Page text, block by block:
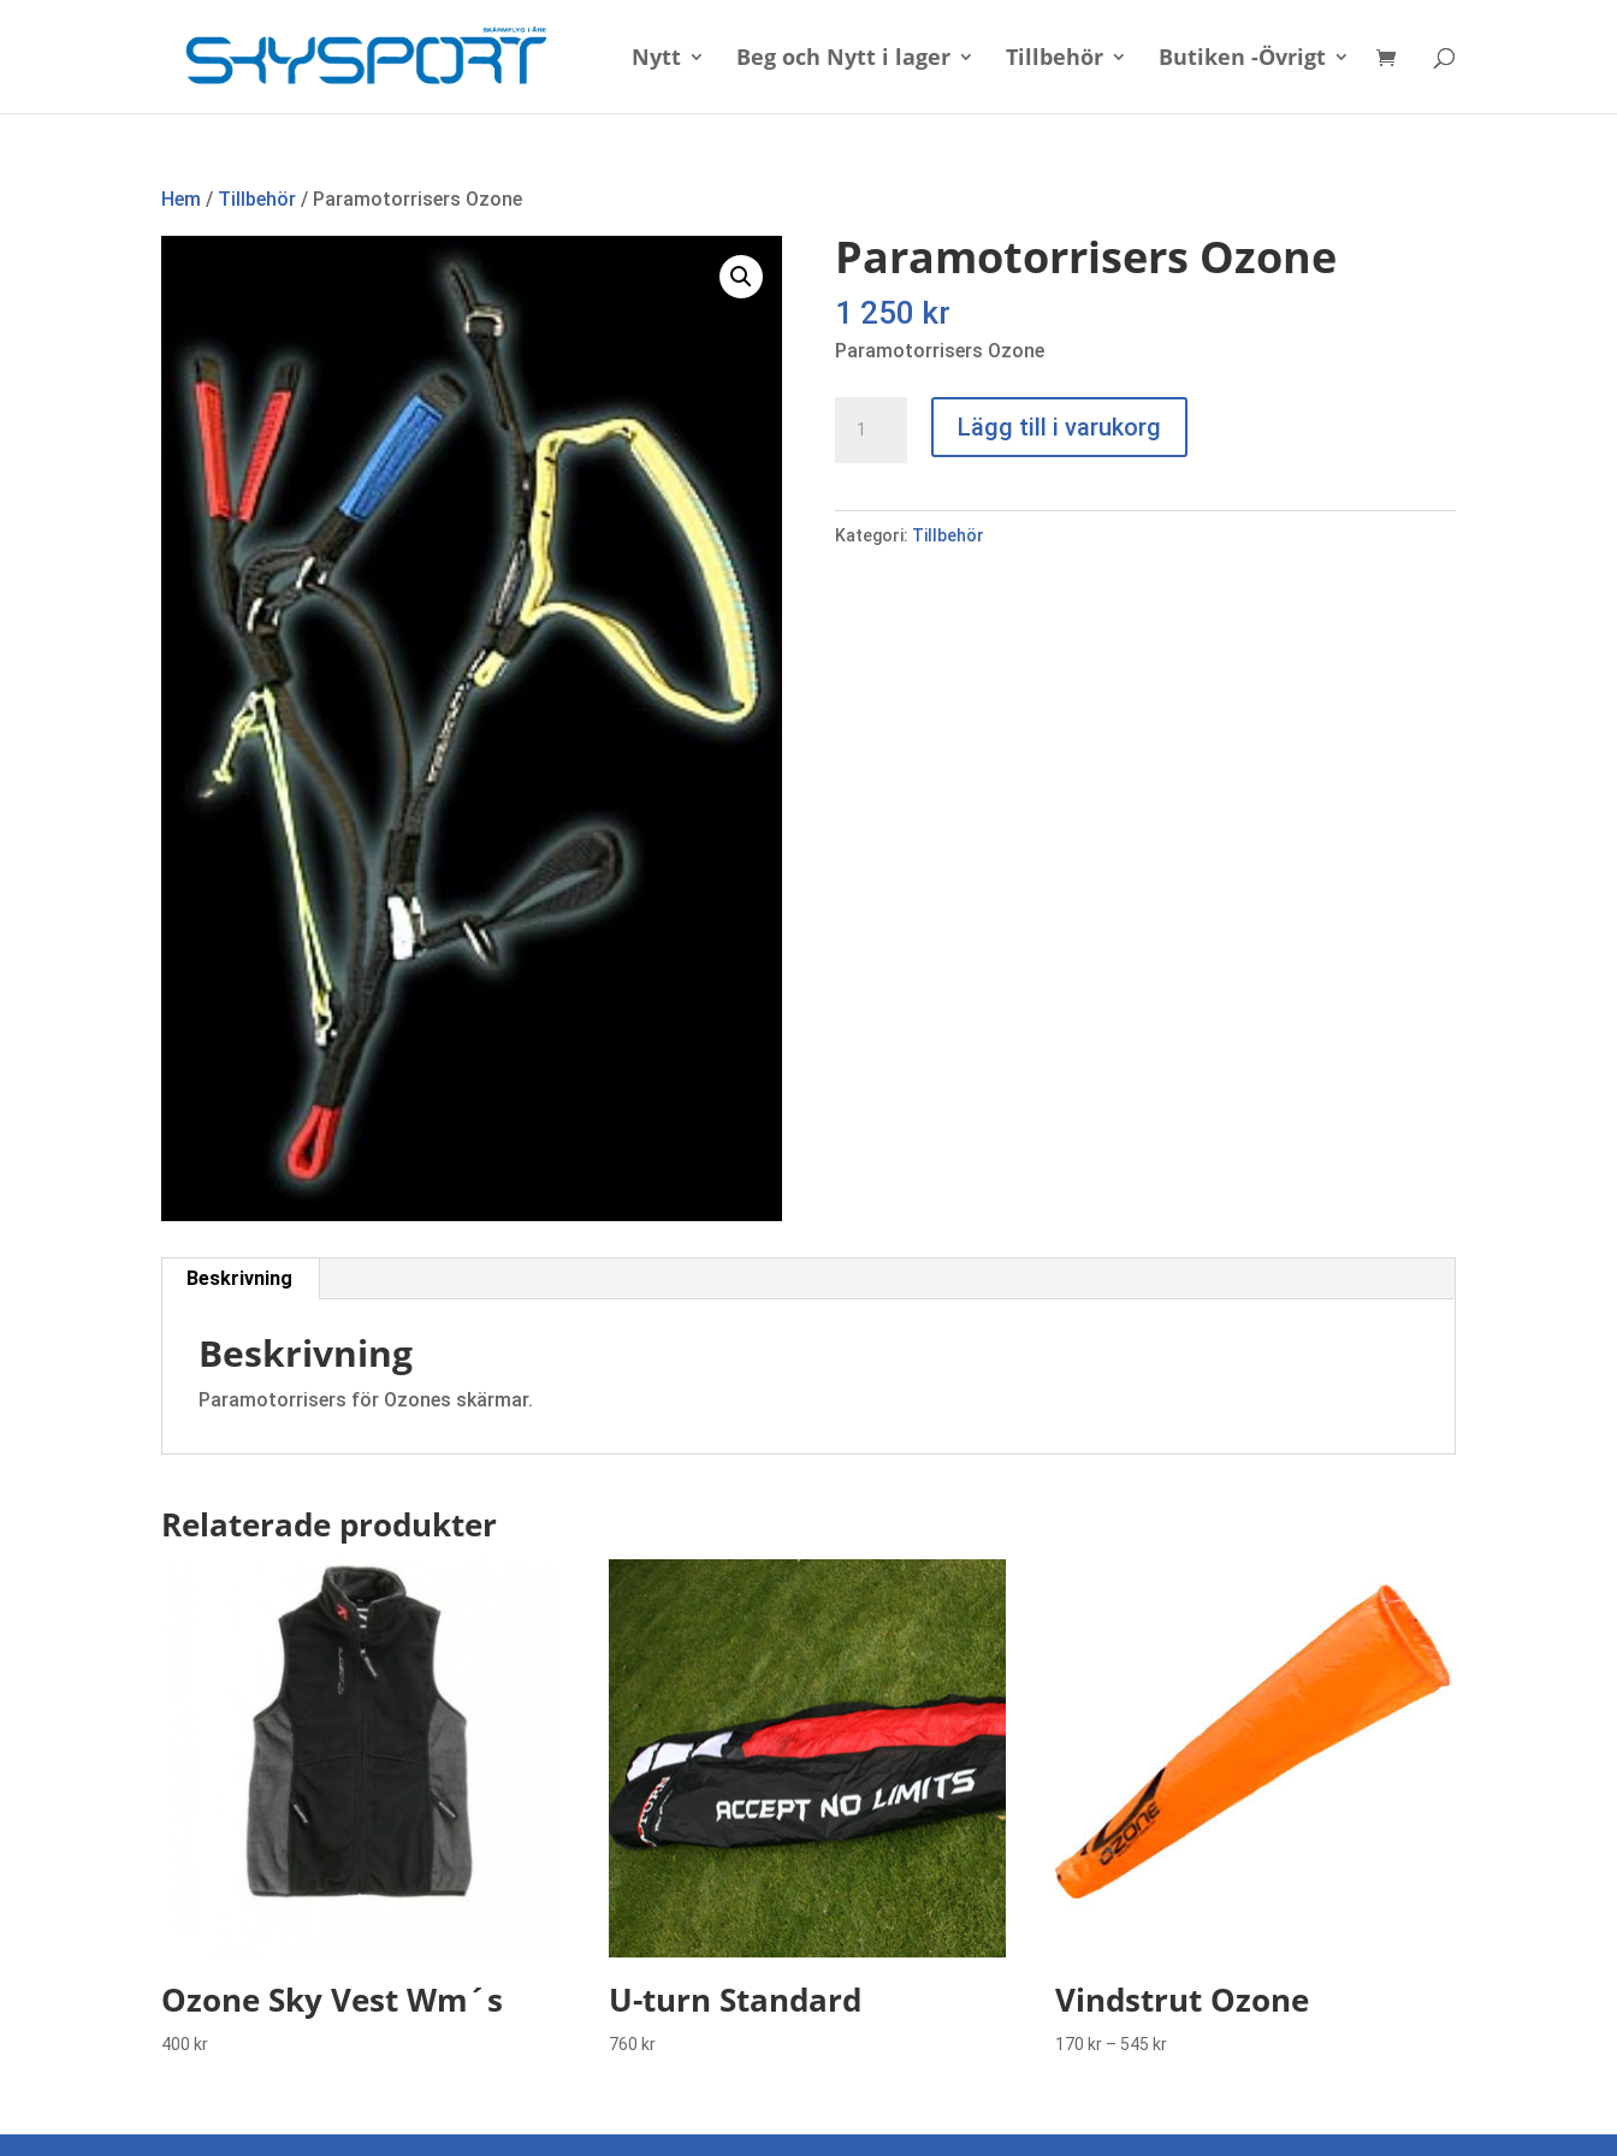
Nytt Beg och Nytt i lager Tillbehör Butiken -Övrigt
Hem / Tillbehör / Paramotorrisers Ozone
Paramotorrisers Ozone
1 250 kr
Paramotorrisers Ozone
Paramotorrisers
Lägg till i varukorg
Kategori: Tillbehör
Beskrivning
Beskrivning
Paramotorrisers för Ozones skärmar.
Relaterade produkter
Ozone Sky Vest Wm´s
400kr
U-turn Standard
760 kr
Vindstrut Ozone
170kr – 545krPrisintervall: